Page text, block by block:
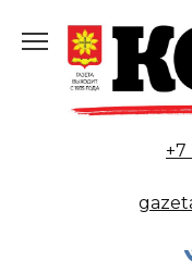
содержанию
+7